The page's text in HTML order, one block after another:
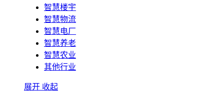
智慧楼宇
智慧物流
智慧电厂
智慧养老
智慧农业
其他行业
展开 收起